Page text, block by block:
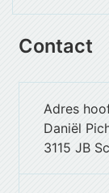
Contact
Adres
Daniël
3115 JB